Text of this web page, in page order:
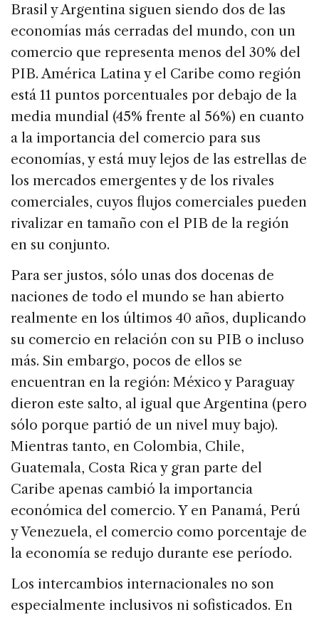
Brasil y Argentina siguen siendo dos de las
economías más cerradas del mundo, con un
comercio que representa menos del 30% del
PIB. América Latina y el Caribe como región
está 11 puntos porcentuales por debajo de la
media mundial (45% frente al 56%) en cuanto
a la importancia del comercio para sus
economías, y está muy lejos de las estrellas de
los mercados emergentes y de los rivales
comerciales, cuyos flujos comerciales pueden
rivalizar en tamaño con el PIB de la región
en su conjunto.
Para ser justos, sólo unas dos docenas de
naciones de todo el mundo se han abierto
realmente en los últimos 40 años, duplicando
su comercio en relación con su PIB o incluso
más. Sin embargo, pocos de ellos se
encuentran en la región: México y Paraguay
dieron este salto, al igual que Argentina (pero
sólo porque partió de un nivel muy bajo).
Mientras tanto, en Colombia, Chile,
Guatemala, Costa Rica y gran parte del
Caribe apenas cambió la importancia
económica del comercio. Y en Panamá, Perú
y Venezuela, el comercio como porcentaje de
la economía se redujo durante ese período.
Los intercambios internacionales no son
especialmente inclusivos ni sofisticados. En